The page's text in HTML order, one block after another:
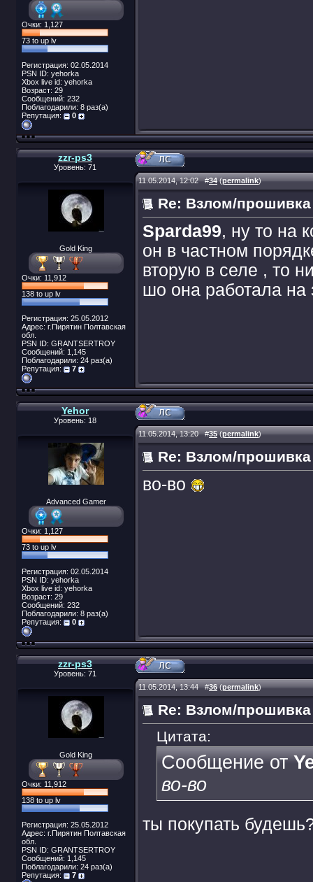
Очки: 1,127
73 to up lv
Регистрация: 02.05.2014
PSN ID: yehorka
Xbox live id: yehorka
Возраст: 29
Сообщений: 232
Поблагодарили: 8 раз(а)
Репутация:
0
zzr-ps3
Уровень: 71
Gold King
Очки: 11,912
138 to up lv
Регистрация: 25.05.2012
Адрес: г.Пирятин Полтавская
обл.
PSN ID: GRANTSERTROY
Сообщений: 1,145
Поблагодарили: 24 раз(а)
Репутация:
7
11.05.2014, 12:02#34(permalink)
Re: Взлом/прошивка
Sparda99, ну то на
он в частном
вторую в селе , то
шо она работала на
Yehor
Уровень: 18
Advanced Gamer
Очки: 1,127
73 to up lv
Регистрация: 02.05.2014
PSN ID: yehorka
Xbox live id: yehorka
Возраст: 29
Сообщений: 232
Поблагодарили: 8 раз(а)
Репутация:
0
11.05.2014, 13:20#35(permalink)
Re: Взлом/прошивка
во-во
zzr-ps3
Уровень: 71
Gold King
Очки: 11,912
138 to up lv
Регистрация: 25.05.2012
Адрес: г.Пирятин Полтавская
обл.
PSN ID: GRANTSERTROY
Сообщений: 1,145
Поблагодарили: 24 раз(а)
Репутация:
7
11.05.2014, 13:44#36(permalink)
Re: Взлом/прошивка
Цитата:
Сообщение от
во-во
ты покупать